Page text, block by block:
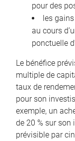
pour des
les
au cours
ponctuelle
Le bénéfice
multiple de
taux de
pour son
exemple, un
de 20 % sur
prévisible par